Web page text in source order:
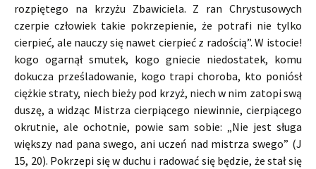
rozpiętego na krzyżu Zbawiciela. Z ran Chrystusowych
czerpie człowiek takie pokrzepienie, że potrafi nie tylko
cierpieć, ale nauczy się nawet cierpieć z radością”. W istocie!
kogo ogarnął smutek, kogo gniecie niedostatek, komu
dokucza prześladowanie, kogo trapi choroba, kto poniósł
ciężkie straty, niech bieży pod krzyż, niech w nim zatopi swą
duszę, a widząc Mistrza cierpiącego niewinnie, cierpiącego
okrutnie, ale ochotnie, powie sam sobie: „Nie jest sługa
większy nad pana swego, ani uczeń nad mistrza swego” (J
15, 20). Pokrzepi się w duchu i radować się będzie, że stał się